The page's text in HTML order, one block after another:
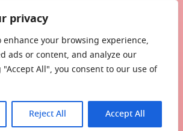
privacy
enhance your browsing experience,
ads or content, and analyze our
All", you consent to our use of
Reject All Accept All
Academia – All Rights Reserved.